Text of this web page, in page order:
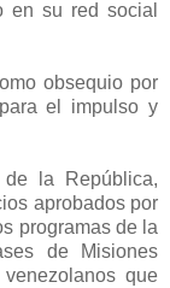
en su red social
obsequio por
el impulso y
la República,
aprobados por
programas de la
de Misiones
que